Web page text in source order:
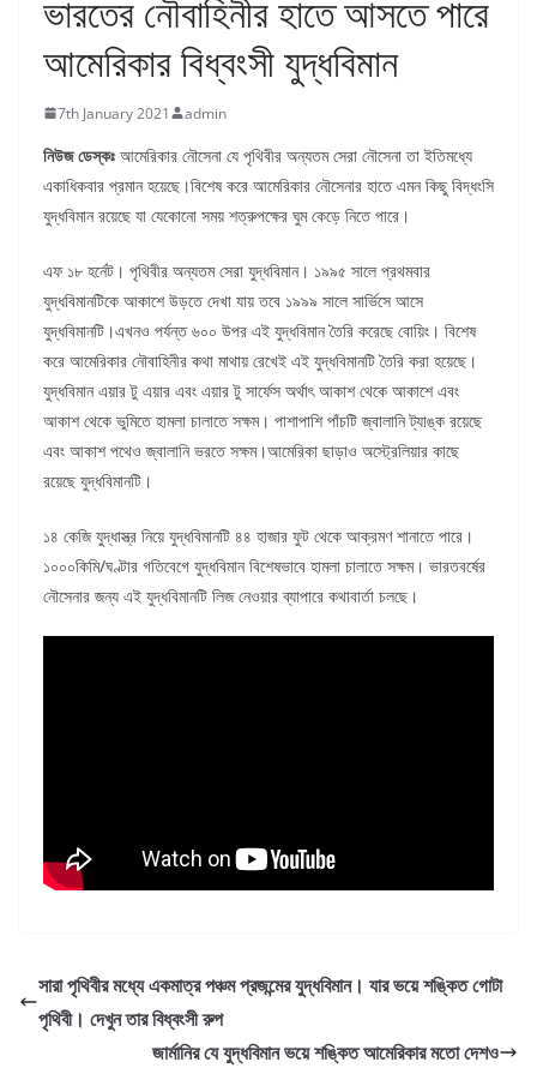
ভারতের নৌবাহিনীর হাতে আসতে পারে
আমেরিকার বিধ্বংসী যুদ্ধবিমান
7th January 2021 admin
নিউজ ডেস্কঃ আমেরিকার নৌসেনা যে পৃথিবীর অন্যতম সেরা নৌসেনা তা ইতিমধ্যে
একাধিকবার প্রমান হয়েছে।বিশেষ করে আমেরিকার নৌসেনার হাতে এমন কিছু বিদ্ধংসি
যুদ্ধবিমান রয়েছে যা যেকোনো সময় শত্রুপক্ষের ঘুম কেড়ে নিতে পারে।
এফ ১৮ হর্নেট। পৃথিবীর অন্যতম সেরা যুদ্ধবিমান। ১৯৯৫ সালে প্রথমবার
যুদ্ধবিমানটিকে আকাশে উড়তে দেখা যায় তবে ১৯৯৯ সালে সার্ভিসে আসে
যুদ্ধবিমানটি।এখনও পর্যন্ত ৬০০ উপর এই যুদ্ধবিমান তৈরি করেছে বোয়িং। বিশেষ
করে আমেরিকার নৌবাহিনীর কথা মাথায় রেখেই এই যুদ্ধবিমানটি তৈরি করা হয়েছে।
যুদ্ধবিমান এয়ার টু এয়ার এবং এয়ার টু সার্ফেস অর্থাৎ আকাশ থেকে আকাশে এবং
আকাশ থেকে ভুমিতে হামলা চালাতে সক্ষম। পাশাপাশি পাঁচটি জ্বালানি ট্যাঙ্ক রয়েছে
এবং আকাশ পথেও জ্বালানি ভরতে সক্ষম।আমেরিকা ছাড়াও অস্ট্রেলিয়ার কাছে
রয়েছে যুদ্ধবিমানটি।
১৪ কেজি যুদ্ধাস্ত্র নিয়ে যুদ্ধবিমানটি ৪৪ হাজার ফুট থেকে আক্রমণ শানাতে পারে।
১০০০কিমি/ঘণ্টার গতিবেগে যুদ্ধবিমান বিশেষভাবে হামলা চালাতে সক্ষম। ভারতবর্ষের
নৌসেনার জন্য এই যুদ্ধবিমানটি লিজ নেওয়ার ব্যাপারে কথাবার্তা চলছে।
সারা পৃথিবীর মধ্যে একমাত্র পঞ্চম প্রজন্মের যুদ্ধবিমান। যার ভয়ে শঙ্কিত গোটা
পৃথিবী। দেখুন তার বিধ্বংসী রুপ
জার্মানির যে যুদ্ধবিমান ভয়ে শঙ্কিত আমেরিকার মতো দেশও